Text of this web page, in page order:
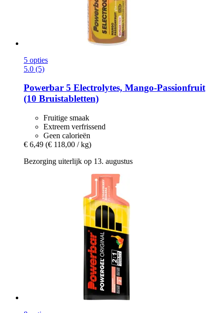
5 opties
5.0 (5)
Powerbar 5 Electrolytes, Mango-​Passionfruit
(10 Bruistabletten)
Fruitige smaak
Extreem verfrissend
Geen calorieën
€ 6,49 (€ 118,00 / kg)
Bezorging uiterlijk op 13. augustus